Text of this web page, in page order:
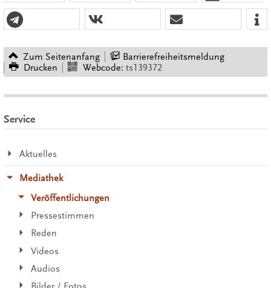
Zum Seitenanfang
Barrierefreiheitsmeldung
Drucken
Webcode: ts139372
Service
Aktuelles
Mediathek
Veröffentlichungen
Pressestimmen
Reden
Videos
Audios